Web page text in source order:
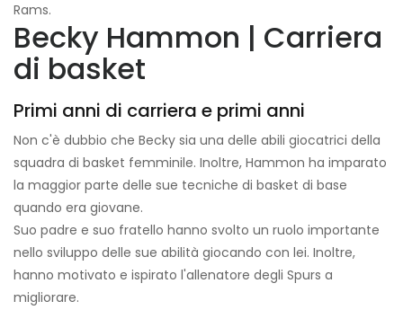
Rams.
Becky Hammon | Carriera
di basket
Primi anni di carriera e primi anni
Non c'è dubbio che Becky sia una delle abili giocatrici della
squadra di basket femminile. Inoltre, Hammon ha imparato
la maggior parte delle sue tecniche di basket di base
quando era giovane.
Suo padre e suo fratello hanno svolto un ruolo importante
nello sviluppo delle sue abilità giocando con lei. Inoltre,
hanno motivato e ispirato l'allenatore degli Spurs a
migliorare.